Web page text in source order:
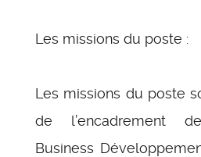
Les missions du poste :
Les missions du poste
de l’encadrement
Business